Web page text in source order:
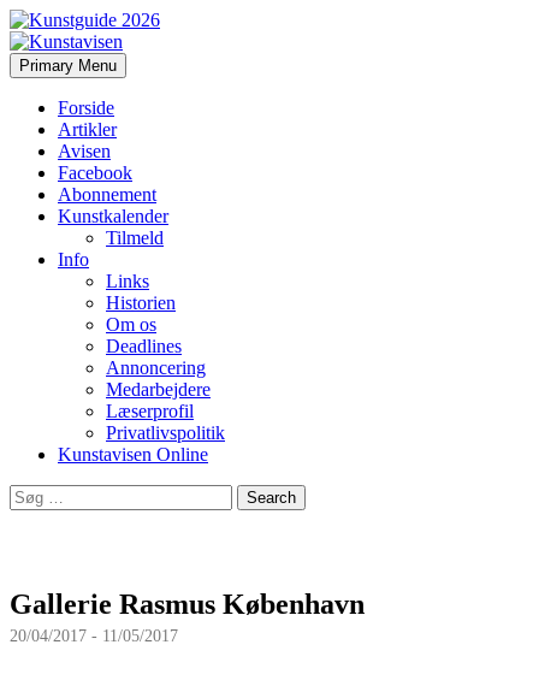
Kunstavisen
Search
Primary Menu Skip
to
Forside
Artikler
Avisen
Facebook
Abonnement
Kunstkalender
Tilmeld
Info
Links
Historien
Om os
Deadlines
Annoncering
Medarbejdere
Læserprofil
Privatlivspolitik
Kunstavisen Online
Search
for:
Gallerie Rasmus København
20/04/2017 - 11/05/2017